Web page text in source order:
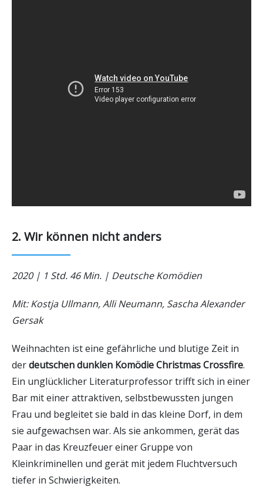
2. Wir können nicht anders
2020 | 1 Std. 46 Min. | Deutsche Komödien
Mit: Kostja Ullmann, Alli Neumann, Sascha Alexander
Gersak
Weihnachten ist eine gefährliche und blutige Zeit in
derdeutschen dunklen Komödie Christmas Crossfire.
Ein unglücklicher Literaturprofessor trifft sich in einer
Bar mit einer attraktiven, selbstbewussten jungen
Frau und begleitet sie bald in das kleine Dorf, in dem
sie aufgewachsen war. Als sie ankommen, gerät das
Paar in das Kreuzfeuer einer Gruppe von
Kleinkriminellen und gerät mit jedem Fluchtversuch
tiefer in Schwierigkeiten.